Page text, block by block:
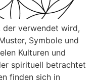
der verwendet wird,
Symbole und
Kulturen und
spirituell betrachtet
finden sich in